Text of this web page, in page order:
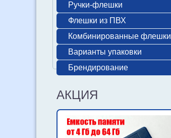
Ручки-флешки
Флешки из ПВХ
Комбинированные флешки
Варианты упаковки
Брендирование
АКЦИЯ